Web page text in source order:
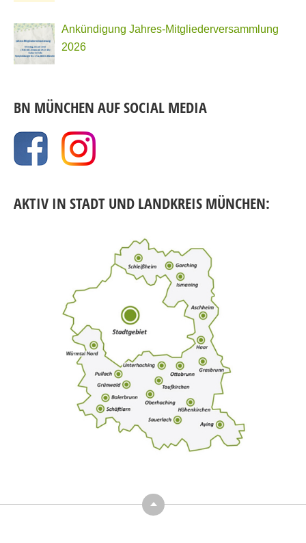
Ankündigung Jahres-Mitgliederversammlung
2026
BN MÜNCHEN AUF SOCIAL MEDIA
AKTIV IN STADT UND LANDKREIS MÜNCHEN:
Top